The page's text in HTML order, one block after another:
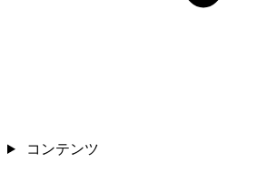
コンテンツ